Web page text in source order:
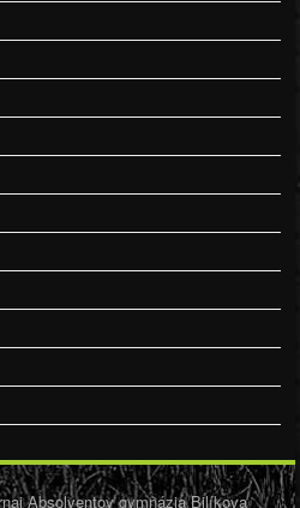
Absolventov gymnázia Bilíkova